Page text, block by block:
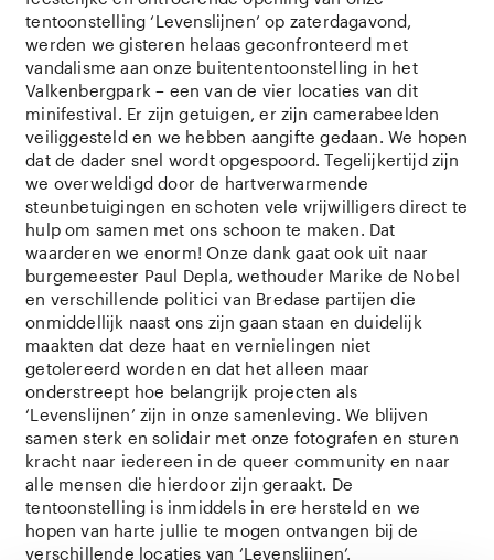
tentoonstelling ‘Levenslijnen’ op zaterdagavond,
werden we gisteren helaas geconfronteerd met
vandalisme aan onze buitententoonstelling in het
Valkenbergpark – een van de vier locaties van dit
minifestival. Er zijn getuigen, er zijn camerabeelden
veiliggesteld en we hebben aangifte gedaan. We hopen
dat de dader snel wordt opgespoord. Tegelijkertijd zijn
we overweldigd door de hartverwarmende
steunbetuigingen en schoten vele vrijwilligers direct te
hulp om samen met ons schoon te maken. Dat
waarderen we enorm! Onze dank gaat ook uit naar
burgemeester Paul Depla, wethouder Marike de Nobel
en verschillende politici van Bredase partijen die
onmiddellijk naast ons zijn gaan staan en duidelijk
maakten dat deze haat en vernielingen niet
getolereerd worden en dat het alleen maar
onderstreept hoe belangrijk projecten als
‘Levenslijnen’ zijn in onze samenleving. We blijven
samen sterk en solidair met onze fotografen en sturen
kracht naar iedereen in de queer community en naar
alle mensen die hierdoor zijn geraakt. De
tentoonstelling is inmiddels in ere hersteld en we
hopen van harte jullie te mogen ontvangen bij de
verschillende locaties van ‘Levenslijnen’.